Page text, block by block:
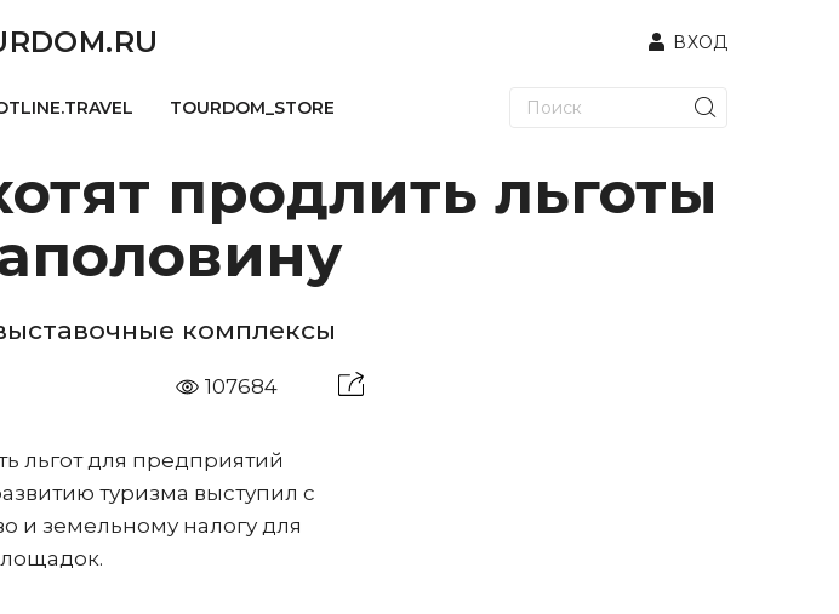
ВХОД
TOURDOM_STORE
продлить льготы
комплексы
107684
льгот для предприятий
туризма выступил с
и земельному налогу для